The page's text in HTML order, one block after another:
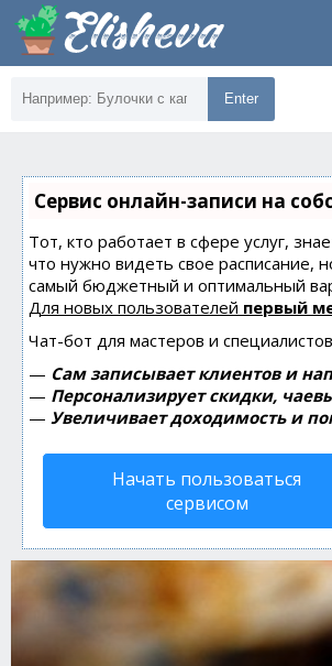
Enter
Сервис онлайн-записи на
Тот, кто работает в сфере услуг,
что нужно видеть свое расписание,
самый бюджетный и оптимальный
Для новых пользователей первый
Чат-бот для мастеров и
— Сам записывает клиентов и
— Персонализирует скидки,
— Увеличивает доходимость и
Начать пользоваться
сервисом